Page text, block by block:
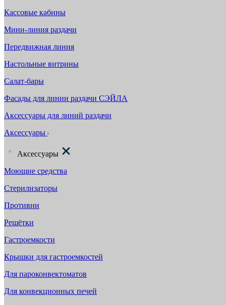
Кассовые кабины
Мини-линия раздачи
Передвижная линия
Настольные витрины
Салат-бары
Фасады для линии раздачи СЭЙЛА
Аксессуары для линий раздачи
Аксессуары
Аксессуары
Моющие средства
Стерилизаторы
Противни
Решётки
Гастроемкости
Крышки для гастроемкостей
Для пароконвектоматов
Для конвекционных печей